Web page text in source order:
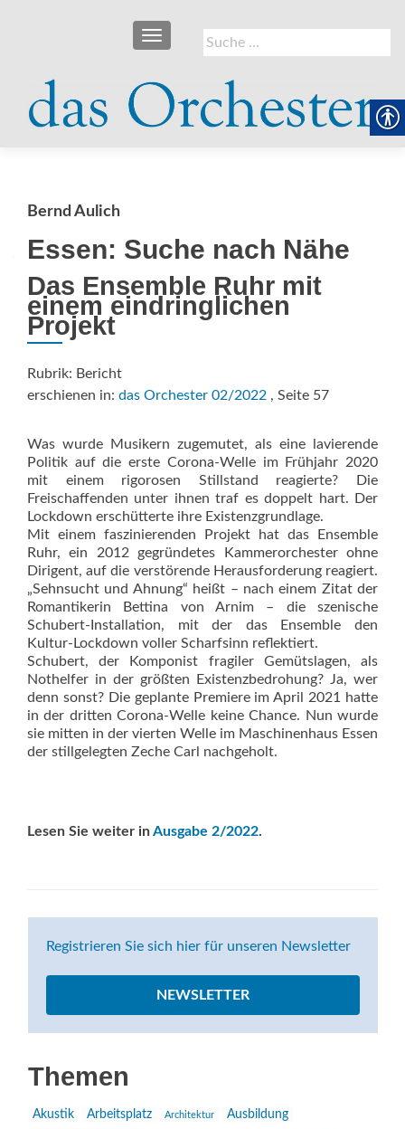
Suche
nach:
SCHALTE NAVIGATION
Bernd Aulich
Essen: Suche nach Nähe
Das Ensemble Ruhr mit
einem eindringlichen
Projekt
Rubrik: Bericht
erschienen in: das Orchester 02/2022 , Seite 57
Was wurde Musikern zugemutet, als eine lavierende
Politik auf die erste Corona-Welle im Frühjahr 2020
mit einem rigorosen Stillstand reagierte? Die
Freischaffenden unter ihnen traf es doppelt hart. Der
Lockdown erschütterte ihre Existenzgrundlage.
Mit einem faszinierenden Projekt hat das Ensemble
Ruhr, ein 2012 gegründetes Kammerorchester ohne
Dirigent, auf die verstörende Herausforderung reagiert.
„Sehnsucht und Ahnung“ heißt – nach einem Zitat der
Romantikerin Bettina von Arnim – die szenische
Schubert-Installation, mit der das Ensemble den
Kultur-Lockdown voller Scharfsinn reflektiert.
Schubert, der Komponist fragiler Gemütslagen, als
Nothelfer in der größten Existenzbedrohung? Ja, wer
denn sonst? Die geplante Premiere im April 2021 hatte
in der dritten Corona-Welle keine Chance. Nun wurde
sie mitten in der vierten Welle im Maschinenhaus Essen
der stillgelegten Zeche Carl nachgeholt.
Lesen Sie weiter inAusgabe 2/2022.
Registrieren Sie sich hier für unseren Newsletter
NEWSLETTER
Themen
Akustik Arbeitsplatz Architektur Ausbildung